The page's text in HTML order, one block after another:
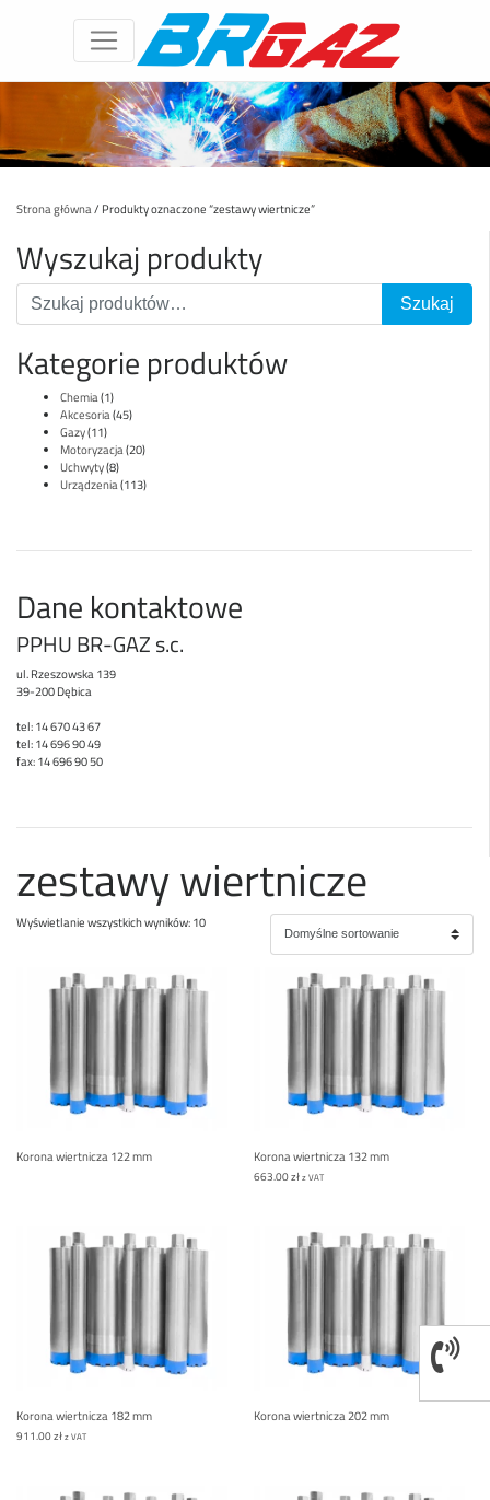
Strona główna/ Produkty oznaczone “zestawy wiertnicze”
Wyszukaj produkty
Kategorie produktów
Chemia(1)
Akcesoria(45)
Gazy(11)
Motoryzacja(20)
Uchwyty(8)
Urządzenia(113)
Dane kontaktowe
PPHU BR-GAZ s.c.
ul. Rzeszowska 139
39-200 Dębica
tel: 14 670 43 67
tel: 14 696 90 49
fax: 14 696 90 50
zestawy wiertnicze
Wyświetlanie wszystkich wyników: 10
Korona wiertnicza 122 mm Korona wiertnicza 132 mm
663.00złz VAT
Korona wiertnicza 182 mm
911.00złz VAT
Korona wiertnicza 202 mm